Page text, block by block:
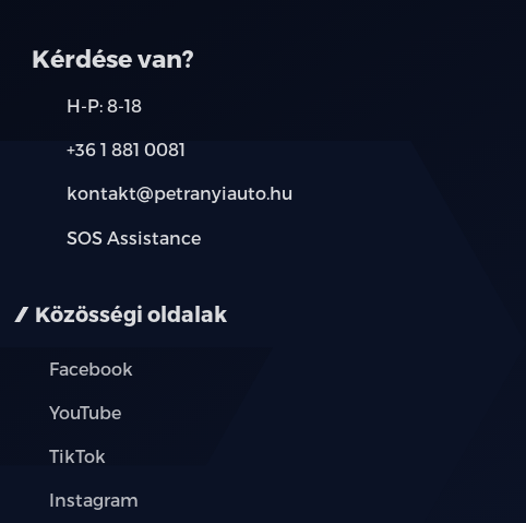
Kérdése van?
H-P: 8-18
+36 1 881 0081
kontakt@petranyiauto.hu
SOS Assistance
Közösségi oldalak
Facebook
YouTube
TikTok
Instagram